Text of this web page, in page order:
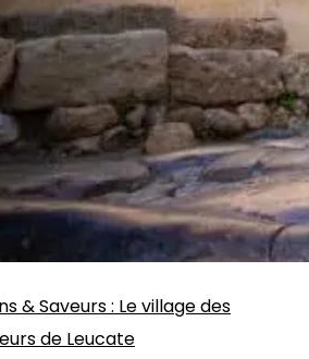
& Saveurs: Le village des
de Leucate